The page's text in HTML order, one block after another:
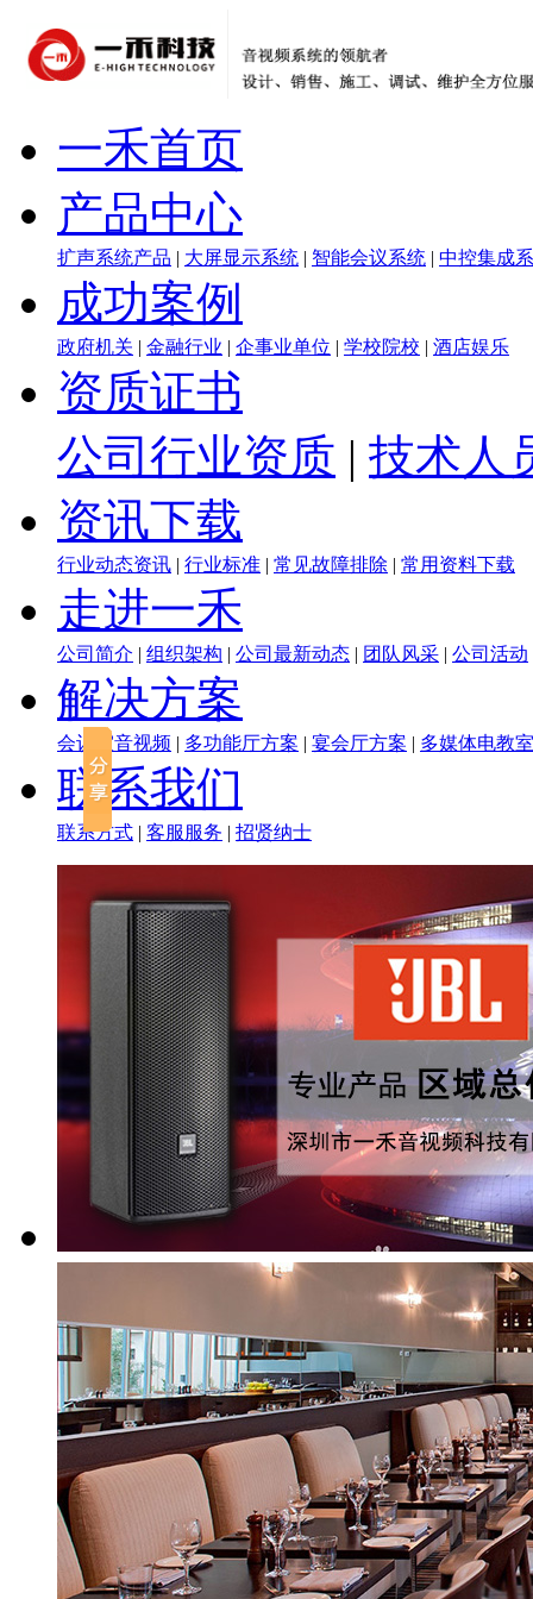
一禾首页
产品中心
扩声系统产品 | 大屏显示系统 | 智能会议系统 | 中控集成
成功案例
政府机关 | 金融行业 | 企事业单位 | 学校院校 | 酒店娱乐
资质证书
公司行业资质 | 技术人
资讯下载
行业动态资讯 | 行业标准 | 常见故障排除 | 常用资料下载
走进一禾
公司简介 | 组织架构 | 公司最新动态 | 团队风采 | 公司活动
解决方案
会议室音视频 | 多功能厅方案 | 宴会厅方案 | 多媒体电教室
联系我们
联系方式 | 客服服务 | 招贤纳士